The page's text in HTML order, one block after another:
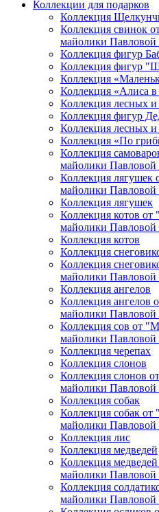
Коллекции для подарков
Коллекция
Коллекция свинок
майолики
Коллекция фигур
Коллекция фигур
Коллекция
Коллекция «Алиса в
Коллекция лесных
Коллекция фигур
Коллекция лесных и
Коллекция «По
Коллекция
майолики
Коллекция лягушек
майолики
Коллекция лягушек
Коллекция котов от
майолики
Коллекция котов
Коллекция
Коллекция
майолики
Коллекция ангелов
Коллекция ангелов
майолики
Коллекция сов от
майолики
Коллекция черепах
Коллекция слонов
Коллекция слонов
майолики
Коллекция собак
Коллекция собак от
майолики
Коллекция лис
Коллекция медведей
Коллекция
майолики
Коллекция
майолики